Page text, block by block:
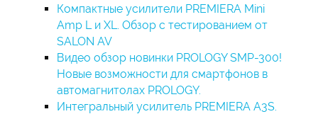
Компактные усилители PREMIERA Mini
Amp L и XL. Обзор с тестированием от
SALON AV
Видео обзор новинки PROLOGY SMP-300!
Новые возможности для смартфонов в
автомагнитолах PROLOGY.
Интегральный усилитель PREMIERA A3S.